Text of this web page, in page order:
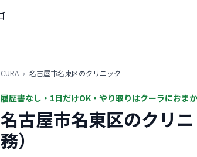
CURA › 名古屋市名東区のクリニック
履歴書なし・1日だけOK・やり取りはクーラにおま
名古屋市名東区のクリ
務）